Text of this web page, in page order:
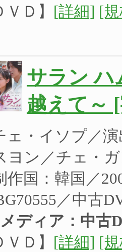
ＶＤ】 [詳細] [
サラン ハ
越えて～
ェ・イソプ／
ヨン／チェ・
作国：韓国／
／中古
メディア：中古
ＶＤ】 [詳細] [